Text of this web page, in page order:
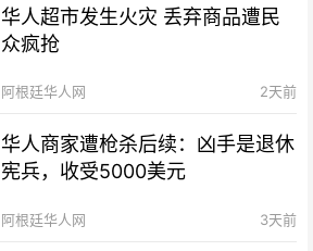
华人超市发生火灾 丢弃商品遭民
众疯抢
阿根廷华人网 2天前
华人商家遭枪杀后续：凶手是退休
宪兵，收受5000美元
阿根廷华人网 3天前